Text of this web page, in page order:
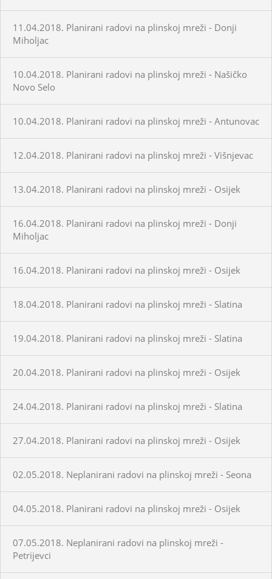
11.04.2018. Planirani radovi na plinskoj mreži - Donji
Miholjac
10.04.2018. Planirani radovi na plinskoj mreži - Našičko
Novo Selo
10.04.2018. Planirani radovi na plinskoj mreži - Antunovac
12.04.2018. Planirani radovi na plinskoj mreži - Višnjevac
13.04.2018. Planirani radovi na plinskoj mreži - Osijek
16.04.2018. Planirani radovi na plinskoj mreži - Donji
Miholjac
16.04.2018. Planirani radovi na plinskoj mreži - Osijek
18.04.2018. Planirani radovi na plinskoj mreži - Slatina
19.04.2018. Planirani radovi na plinskoj mreži - Slatina
20.04.2018. Planirani radovi na plinskoj mreži - Osijek
24.04.2018. Planirani radovi na plinskoj mreži - Slatina
27.04.2018. Planirani radovi na plinskoj mreži - Osijek
02.05.2018. Neplanirani radovi na plinskoj mreži - Seona
04.05.2018. Planirani radovi na plinskoj mreži - Osijek
07.05.2018. Neplanirani radovi na plinskoj mreži -
Petrijevci